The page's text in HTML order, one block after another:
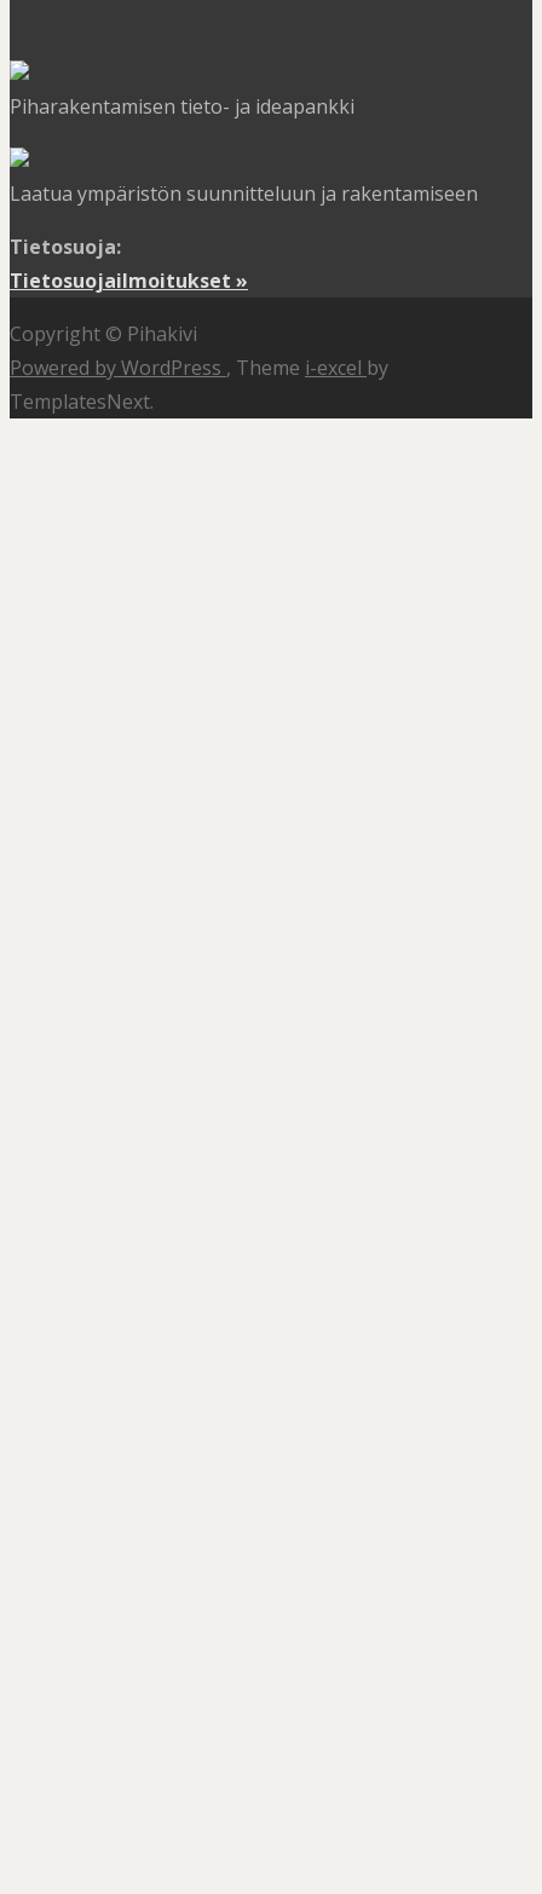
Piharakentamisen tieto- ja ideapankki
Laatua ympäristön suunnitteluun ja rakentamiseen
Tietosuoja:
Tietosuojailmoitukset »
Copyright © Pihakivi
Powered by WordPress , Theme i-excel by
TemplatesNext.